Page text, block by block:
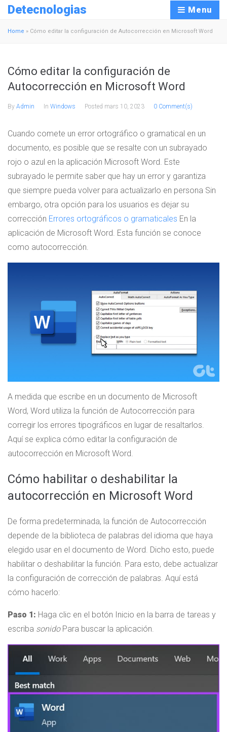
Detecnologias Menu
Home » Cómo editar la configuración de Autocorrección en Microsoft Word
Cómo editar la configuración de
Autocorrección en Microsoft Word
By Admin In Windows Posted mars 10, 2023 0 Comment(s)
Cuando comete un error ortográfico o gramatical en un
documento, es posible que se resalte con un subrayado
rojo o azul en la aplicación Microsoft Word. Este
subrayado le permite saber que hay un error y garantiza
que siempre pueda volver para actualizarlo en persona Sin
embargo, otra opción para los usuarios es dejar su
corrección Errores ortográficos o gramaticales En la
aplicación de Microsoft Word. Esta función se conoce
como autocorrección.
A medida que escribe en un documento de Microsoft
Word, Word utiliza la función de Autocorrección para
corregir los errores tipográficos en lugar de resaltarlos.
Aquí se explica cómo editar la configuración de
autocorrección en Microsoft Word.
Cómo habilitar o deshabilitar la
autocorrección en Microsoft Word
De forma predeterminada, la función de Autocorrección
depende de la biblioteca de palabras del idioma que haya
elegido usar en el documento de Word. Dicho esto, puede
habilitar o deshabilitar la función. Para esto, debe actualizar
la configuración de corrección de palabras. Aquí está
cómo hacerlo:
Paso 1: Haga clic en el botón Inicio en la barra de tareas y
escriba sonidoPara buscar la aplicación.